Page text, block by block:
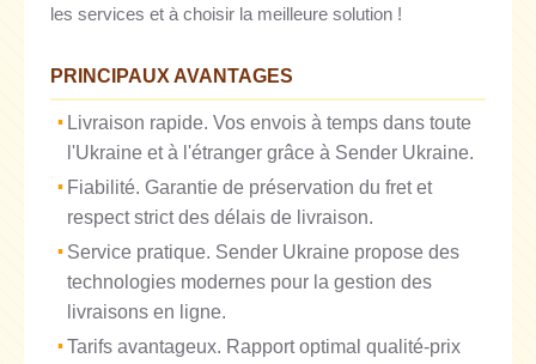
les services et à choisir la meilleure solution !
PRINCIPAUX AVANTAGES
Livraison rapide. Vos envois à temps dans toute
l'Ukraine et à l'étranger grâce à Sender Ukraine.
Fiabilité. Garantie de préservation du fret et
respect strict des délais de livraison.
Service pratique. Sender Ukraine propose des
technologies modernes pour la gestion des
livraisons en ligne.
Tarifs avantageux. Rapport optimal qualité-prix